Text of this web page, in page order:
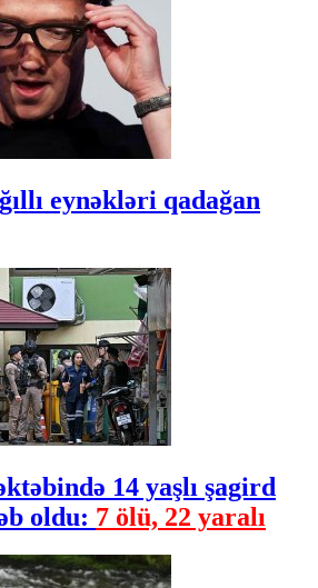
eynəkləri qadağan
14 yaşlı şagird
oldu: 7 ölü, 22 yaralı